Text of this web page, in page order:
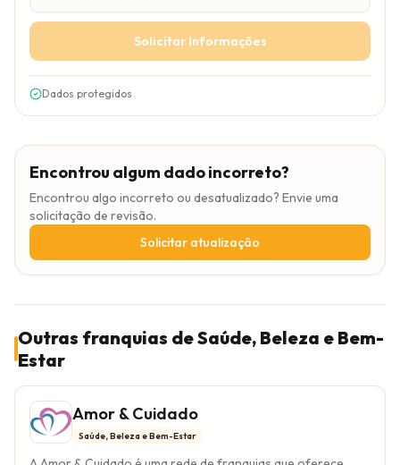
Solicitar Informações
Dados protegidos
Encontrou algum dado incorreto?
Encontrou algo incorreto ou desatualizado? Envie uma
solicitação de revisão.
Solicitar atualização
Outras franquias de Saúde, Beleza e Bem-
Estar
Amor & Cuidado
Saúde, Beleza e Bem-Estar